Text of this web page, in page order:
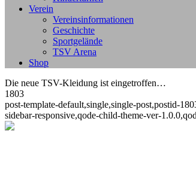
Verein
Vereinsinformationen
Geschichte
Sportgelände
TSV Arena
Shop
Die neue TSV-Kleidung ist eingetroffen…
1803
post-template-default,single,single-post,postid-
sidebar-responsive,qode-child-theme-ver-